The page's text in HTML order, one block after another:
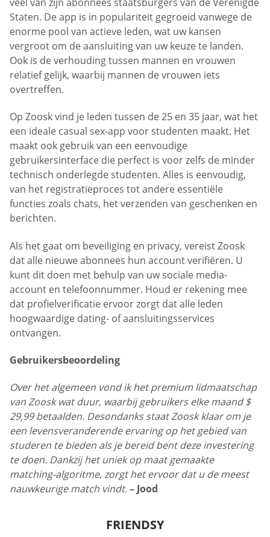
Staten. De app is in populariteit gegroeid vanwege de
enorme pool van actieve leden, wat uw kansen
vergroot om de aansluiting van uw keuze te landen.
Ook is de verhouding tussen mannen en vrouwen
relatief gelijk, waarbij mannen de vrouwen iets
overtreffen.
Op Zoosk vind je leden tussen de 25 en 35 jaar, wat het
een ideale casual sex-app voor studenten maakt. Het
maakt ook gebruik van een eenvoudige
gebruikersinterface die perfect is voor zelfs de minder
technisch onderlegde studenten. Alles is eenvoudig,
van het registratieproces tot andere essentiële
functies zoals chats, het verzenden van geschenken en
berichten.
Als het gaat om beveiliging en privacy, vereist Zoosk
dat alle nieuwe abonnees hun account verifiëren. U
kunt dit doen met behulp van uw sociale media-
account en telefoonnummer. Houd er rekening mee
dat profielverificatie ervoor zorgt dat alle leden
hoogwaardige dating- of aansluitingsservices
ontvangen.
Gebruikersbeoordeling
Over het algemeen vond ik het premium lidmaatschap
van Zoosk wat duur, waarbij gebruikers elke maand $
29,99 betaalden. Desondanks staat Zoosk klaar om je
een levensveranderende ervaring op het gebied van
studeren te bieden als je bereid bent deze investering
te doen. Dankzij het uniek op maat gemaakte
matching-algoritme, zorgt het ervoor dat u de meest
nauwkeurige match vindt.– Jood
FRIENDSY